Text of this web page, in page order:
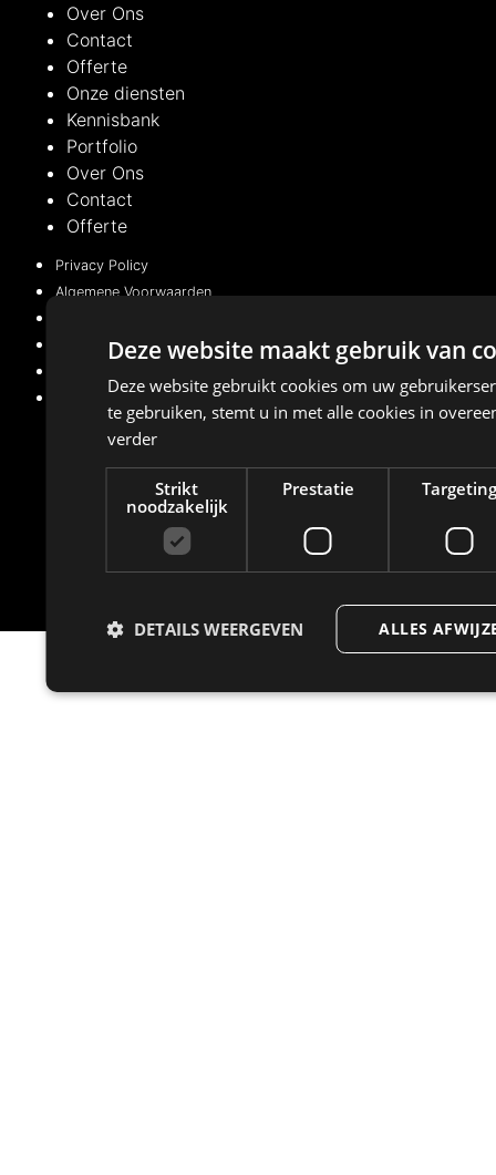
Over Ons
Contact
Offerte
Onze diensten
Kennisbank
Portfolio
Over Ons
Contact
Offerte
Privacy Policy
Algemene Voorwaarden
Privacy Policy
Managed with BeMarketing
Copyright © 2021 – 2026. Alle rechten voorbehouden
Deze website maakt gebruik van
Deze website gebruikt cookies om uw
te gebruiken, stemt u in met alle cookies in
verder
Strikt
noodzakelijk
Prestatie Targeting
ALLES
DETAILS WEERGEVEN